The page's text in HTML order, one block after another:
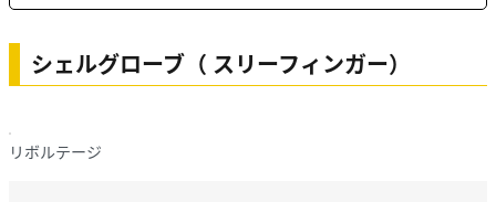
シェルグローブ（ スリーフィンガー）
リボルテージ